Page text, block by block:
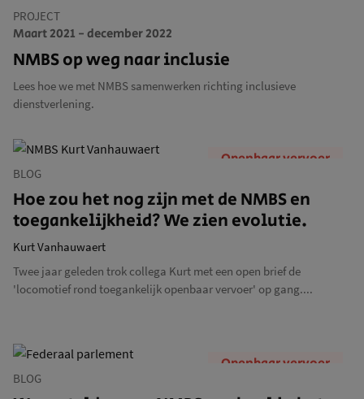
PROJECT
Maart 2021 - december 2022
NMBS op weg naar inclusie
Lees hoe we met NMBS samenwerken richting inclusieve
dienstverlening.
Openbaar vervoer
BLOG
Hoe zou het nog zijn met de NMBS en
toegankelijkheid? We zien evolutie.
Kurt Vanhauwaert
Twee jaar geleden trok collega Kurt met een open brief de
'locomotief rond toegankelijk openbaar vervoer' op gang....
Openbaar vervoer
BLOG